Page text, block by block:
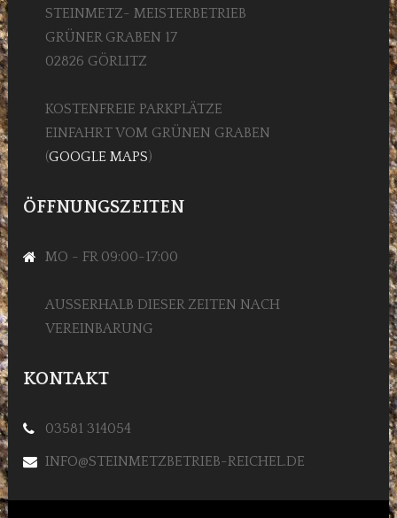
STEINMETZ- MEISTERBETRIEB
GRÜNER GRABEN 17
02826 GÖRLITZ
KOSTENFREIE PARKPLÄTZE
EINFAHRT VOM GRÜNEN GRABEN
(GOOGLE MAPS)
ÖFFNUNGSZEITEN
MO - FR 09:00-17:00
AUSSERHALB DIESER ZEITEN NACH V
EREINBARUNG
KONTAKT
03581 314054
INFO@STEINMETZBETRIEB-REICHEL.DE